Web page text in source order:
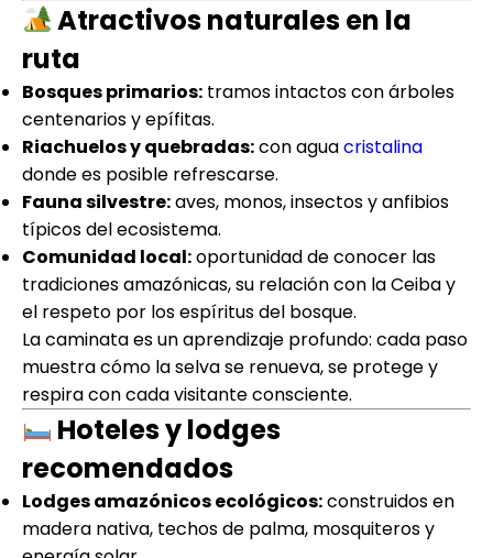
Atractivos naturales en la
ruta
Bosques primarios: tramos intactos con árboles
centenarios y epífitas.
Riachuelos y quebradas:con aguacristalina
donde es posible refrescarse.
Fauna silvestre:aves, monos, insectos y anfibios
típicos del ecosistema.
Comunidad local:oportunidad de conocer las
tradiciones amazónicas, su relación con la Ceiba y
el respeto por los espíritus del bosque.
La caminata es un aprendizaje profundo: cada paso
muestra cómo la selva se renueva, se protege y
respira con cada visitante consciente.
Hoteles y lodges
recomendados
Lodges amazónicos ecológicos:construidos en
madera nativa, techos de palma, mosquiteros y